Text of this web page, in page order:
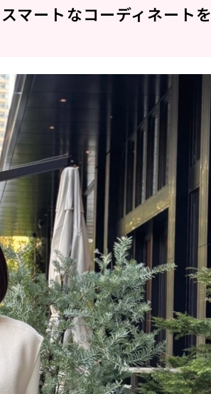
マートなコーディネートを